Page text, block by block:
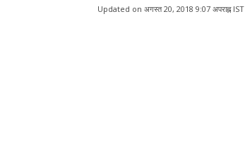
Updated on अगस्त 20, 2018 9:07 अपराह्न IST